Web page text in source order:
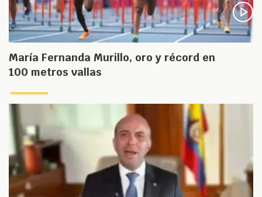
María Fernanda Murillo, oro y récord en
100 metros vallas